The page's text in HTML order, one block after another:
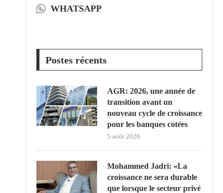
WHATSAPP
Postes récents
AGR: 2026, une année de
transition avant un
nouveau cycle de croissance
pour les banques cotées
5 août 2026
Mohammed Jadri: «La
croissance ne sera durable
que lorsque le secteur privé